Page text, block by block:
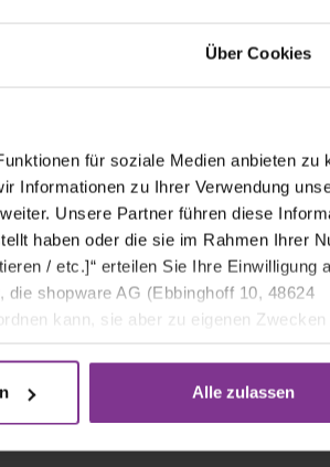
Über Cookies
für soziale Medien anbieten zu
Informationen zu Ihrer Verwendung
Unsere Partner führen diese
haben oder die sie im Rahmen Ihrer
/ etc.]“ erteilen Sie Ihre Einwilligung
shopware AG (Ebbinghoff 10, 48624
kann, sie aber zu eigenen Zwecken
Alle zulassen
6,99 €*
Laune haben? Bei diesem
die Wette strahlen.
gratis